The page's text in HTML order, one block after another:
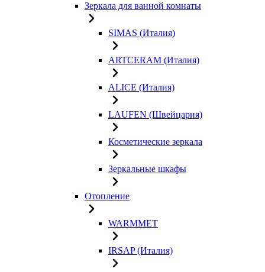
Зеркала для ванной комнаты
SIMAS (Италия)
ARTCERAM (Италия)
ALICE (Италия)
LAUFEN (Швейцария)
Косметические зеркала
Зеркальные шкафы
Отопление
WARMMET
IRSAP (Италия)